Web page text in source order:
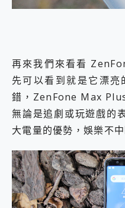
再來我們來看看
先可以看到就是它漂
錯，ZenFone Max
無論是追劇或玩遊戲的
大電量的優勢，娛樂不中